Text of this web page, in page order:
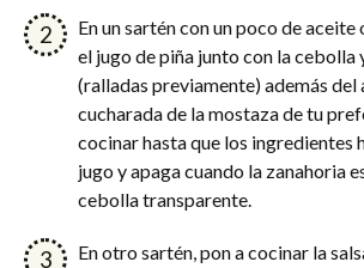
En un sartén con un poco de
el jugo de piña junto con la cebolla
(ralladas previamente) además del
cucharada de la mostaza de tu
cocinar hasta que los ingredientes
jugo y apaga cuando la zanahoria
cebolla transparente.
En otro sartén, pon a cocinar la